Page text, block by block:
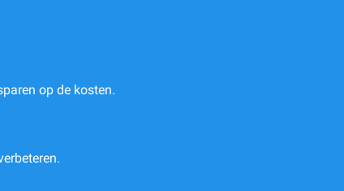
op de kosten.